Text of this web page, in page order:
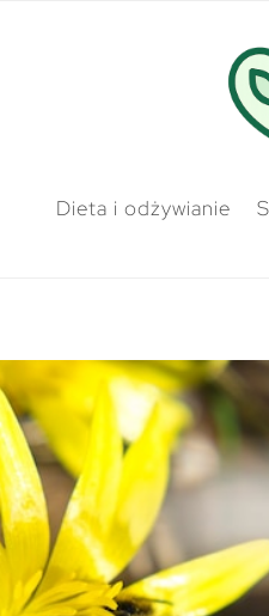
Dieta i odżywianie